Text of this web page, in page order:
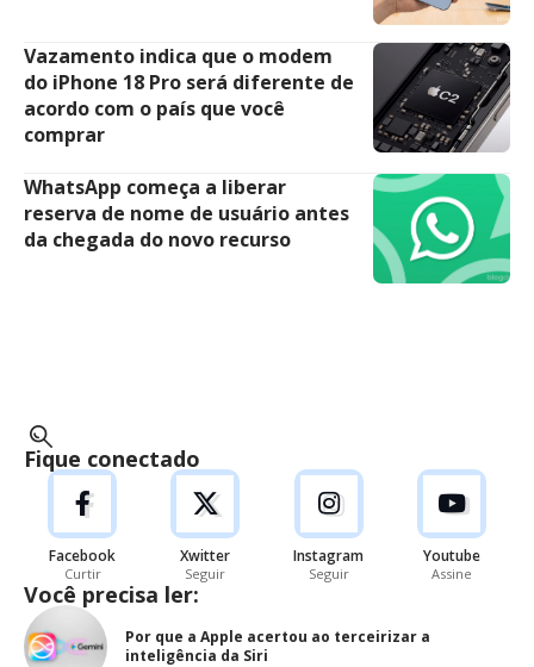
Vazamento indica que o modem
do iPhone 18 Pro será diferente de
acordo com o país que você
comprar
WhatsApp começa a liberar
reserva de nome de usuário antes
da chegada do novo recurso
Fique conectado
Facebook
Curtir
Xwitter
Seguir
Instagram
Seguir
Youtube
Assine
Você precisa ler:
Por que a Apple acertou ao terceirizar a
inteligência da Siri